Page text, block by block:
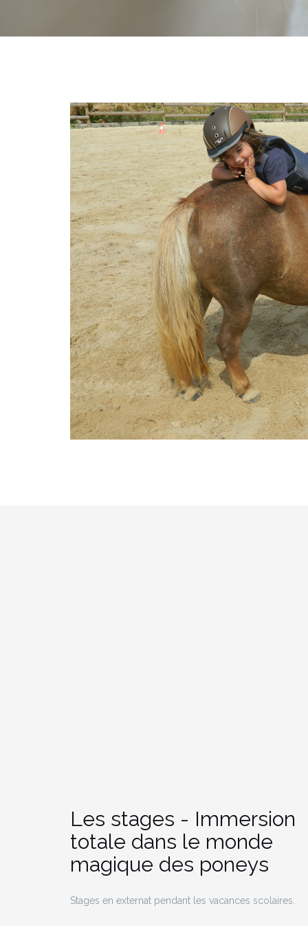
Les stages - Immersion
totale dans le monde
magique des poneys
Stages en externat pendant les vacances scolaires.